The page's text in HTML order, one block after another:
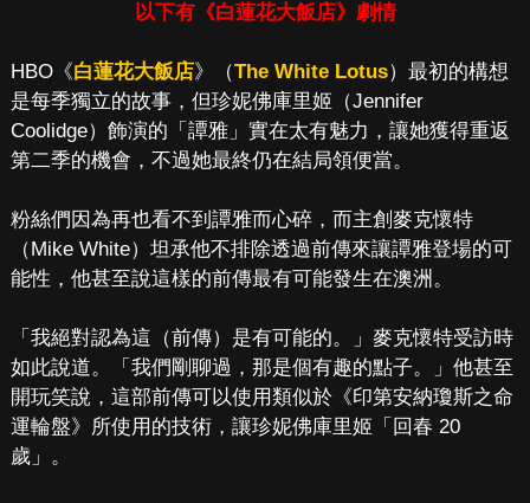
以下有《白蓮花大飯店》劇情
HBO《白蓮花大飯店》（The White Lotus）最初的構想
是每季獨立的故事，但珍妮佛庫里姬（Jennifer
Coolidge）飾演的「譚雅」實在太有魅力，讓她獲得重返
第二季的機會，不過她最終仍在結局領便當。
粉絲們因為再也看不到譚雅而心碎，而主創麥克懷特
（Mike White）坦承他不排除透過前傳來讓譚雅登場的可
能性，他甚至說這樣的前傳最有可能發生在澳洲。
「我絕對認為這（前傳）是有可能的。」麥克懷特受訪時
如此說道。「我們剛聊過，那是個有趣的點子。」他甚至
開玩笑說，這部前傳可以使用類似於《印第安納瓊斯之命
運輪盤》所使用的技術，讓珍妮佛庫里姬「回春 20
歲」。